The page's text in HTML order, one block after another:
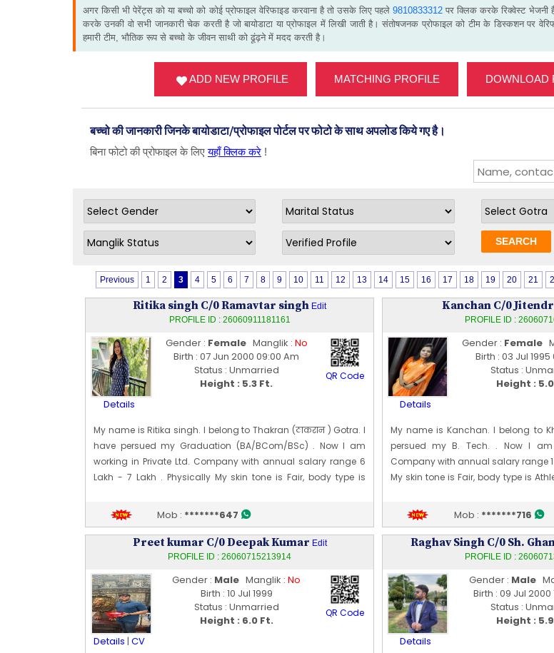
अगर किसी भी पेरेंट्स को या बच्चो को कोई प्रोफाइल वेरिफाइड करवाना है तो उसके लिए पहले9810833312 पर क्लिक करके रिक्वेस्ट भेजनी है
करके उनकी वो सभी जानकारी चेक करती है जो बायोडाटा या प्रोफाइल में लिखी जाती है। संतोषजनक प्रोफाइल को टीम के डिस्कशन पर
हमारी टीम, भौतिक रूप से बच्चो के जीवन साथी को ढूंढ़ने में मदद करती है।
ADD NEW PROFILE MATCHING PROFILE DOWNLOAD
बच्चो की जानकारी जिनके बायोडाटा/प्रोफाइल पोर्टल पर फोटो के साथ अपलोड किये गए है।
बिना फोटो की प्रोफाइल के लिएयहाँ क्लिक करे !
Previous 1 2 3 4 5 6 7 8 9 10 11 12 13 14 15 16 17 18 19 20 21
Ritika singh C/0 Ramavtar singh Edit
PROFILE ID : 26060911181161
Details
Gender : FemaleManglik : No
Birth : 07 Jun 2000 09:00 Am
Status : Unmarried
Height : 5.3 Ft.
QR Code
My name is Ritika singh. I belong to Thakran (ठाकरान ) Gotra. I
have persued my Graduation (BA/BCom/BSc) . Now I am
working in Private Ltd. Company with annual salary range 6
Lakh - 7 Lakh . Physically My skin tone is Fair, body type is
is 07 [06] Jun 2000
Edit Profile
Profile Last Updated ON : 09/06/2026 11:27 AM
Mob : *******647
Kanchan C/0
PROFILE ID :
Details
Gender : Female
Birth : 03 Jul 1995
Status :
Height :
My name is Kanchan. I belong to
persued my B. Tech. . Now I am
Company with annual salary range 1
My skin tone is Fair, body type is
Edit Profile
Profile Last Updated ON : 07/06/2026 04:09
Mob : *******716
Preet kumar C/0 Deepak Kumar Edit
PROFILE ID : 26060715213914
Details | CV
Gender : Male Manglik : No
Birth : 10 Jul 1999
Status : Unmarried
Height : 6.0 Ft.
QR Code
Raghav Singh C/0 Sh.
PROFILE ID :
Details
Gender : Male
Birth : 09 Jul 2000
Status :
Height :